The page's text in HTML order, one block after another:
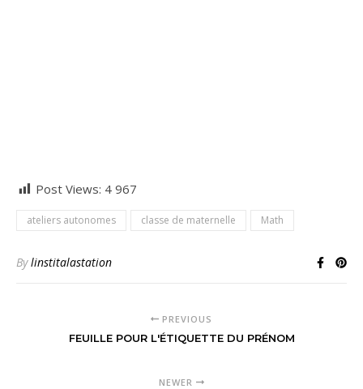
Post Views: 4 967
ateliers autonomes classe de maternelle Math
Bylinstitalastation
PREVIOUS
FEUILLE POUR L'ÉTIQUETTE DU PRÉNOM
NEWER